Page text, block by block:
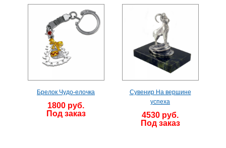
Брелок Чудо-елочка
1800 руб.
Под заказ
Сувенир На вершине
успеха
4530 руб.
Под заказ